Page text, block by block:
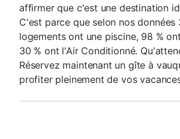
affirmer que c'est une destination
C'est parce que selon nos données
logements ont une piscine, 98 %
30 % ont l'Air Conditionné.
Réservez maintenant un gîte à
profiter pleinement de vos